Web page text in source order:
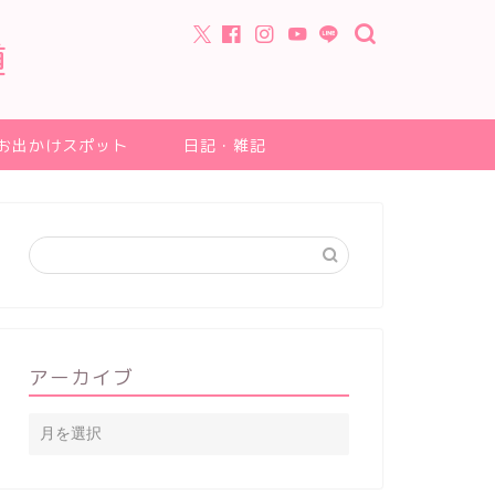
出かけスポット 日記・雑記
アーカイブ